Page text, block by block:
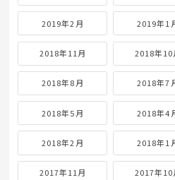
2019年2月 2019年1
2018年11月 2018年10
2018年8月 2018年7
2018年5月 2018年4
2018年2月 2018年1
2017年11月 2017年10